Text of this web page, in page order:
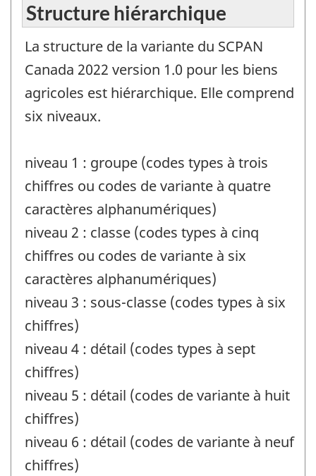
Structure hiérarchique
La structure de la variante du SCPAN
Canada 2022 version 1.0 pour les biens
agricoles est hiérarchique. Elle comprend
six niveaux.
niveau 1 : groupe (codes types à trois
chiffres ou codes de variante à quatre
caractères alphanumériques)
niveau 2 : classe (codes types à cinq
chiffres ou codes de variante à six
caractères alphanumériques)
niveau 3 : sous-classe (codes types à six
chiffres)
niveau 4 : détail (codes types à sept
chiffres)
niveau 5 : détail (codes de variante à huit
chiffres)
niveau 6 : détail (codes de variante à neuf
chiffres)